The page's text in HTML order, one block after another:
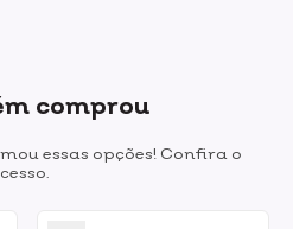
comprou
essas opções! Confira o